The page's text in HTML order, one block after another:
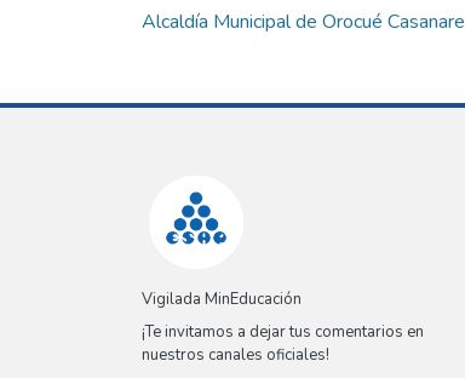
Alcaldía Municipal de Orocué Casanare
Vigilada MinEducación
¡Te invitamos a dejar tus comentarios en
nuestros canales oficiales!